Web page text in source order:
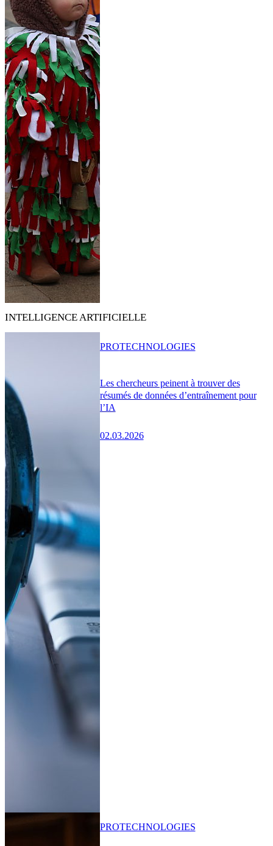
INTELLIGENCE ARTIFICIELLE
Les chercheurs peinent à trouver des
résumés de données d’entraînement pour
l’IA
02.03.2026
PROTECHNOLOGIES
PROTECHNOLOGIES